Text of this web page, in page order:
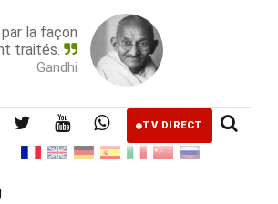
la façon
traités.
Gandhi
TV DIRECT